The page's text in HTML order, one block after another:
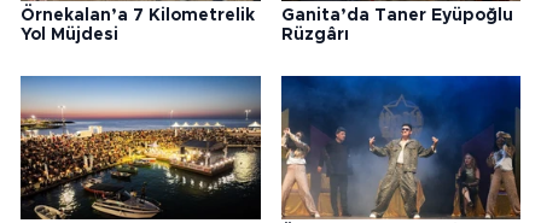
Örnekalan’a 7 Kilometrelik
Yol Müjdesi
Ganita’da Taner Eyüpoğlu
Rüzgârı